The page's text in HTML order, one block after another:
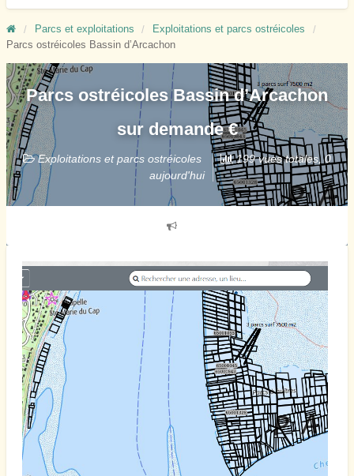
Parcs et exploitations
Exploitations et parcs ostréicoles
Parcs ostréicoles Bassin d’Arcachon
Parcs ostréicoles Bassin d’Arcachon
sur demande €
Exploitations et parcs ostréicoles
199 vues totales, 0
aujourd'hui
Signaler
problème